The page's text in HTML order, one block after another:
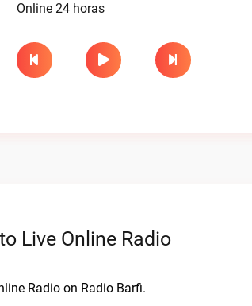
Online 24 horas
Live Online Radio
Radio on Radio Barfi.